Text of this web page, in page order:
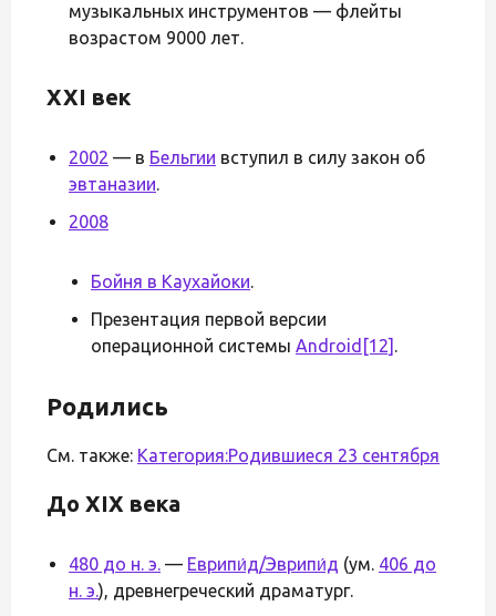
музыкальных инструментов — флейты
возрастом 9000 лет.
XXI век
2002 — в Бельгии вступил в силу закон об
эвтаназии.
2008
Бойня в Каухайоки.
Презентация первой версии
операционной системы Android [12] .
Родились
См. также: Категория:Родившиеся 23 сентября
До XIX века
480 до н. э. — Еврипи́д/Эврипи́д (ум. 406 до
н. э.), древнегреческий драматург.